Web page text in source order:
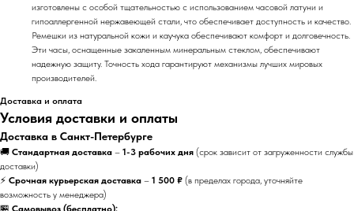
изготовлены с особой тщательностью с использованием часовой латуни и
гипоаллергенной нержавеющей стали, что обеспечивает доступность и качество.
Ремешки из натуральной кожи и каучука обеспечивают комфорт и долговечность.
Эти часы, оснащенные закаленным минеральным стеклом, обеспечивают
надежную защиту. Точность хода гарантируют механизмы лучших мировых
производителей.
Доставка и оплата
Условия доставки и оплаты
Доставка в Санкт-Петербурге
🚚 Стандартная доставка – 1-3 рабочих дня (срок зависит от загруженности службы
доставки)
⚡ Срочная курьерская доставка – 1 500 ₽ (в пределах города, уточняйте
возможность у менеджера)
🏪 Самовывоз (бесплатно):